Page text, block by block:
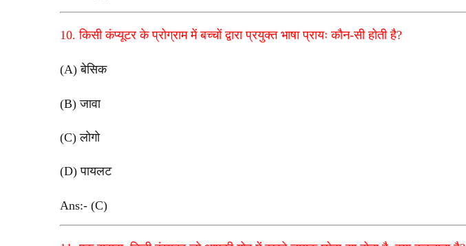
10. किसी कंप्यूटर के प्रोग्राम में बच्चों द्वारा प्रयुक्त भाषा प्रायः कौन-सी होती है?
(A) बेसिक
(B) जावा
(C) लोगो
(D) पायलट
Ans:- (C)